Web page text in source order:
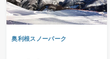
奥利根スノーパーク